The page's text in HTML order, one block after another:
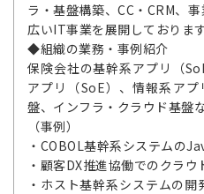
ラ・基盤構築、CC・CRM、
広いIT事業を展開しております
◆組織の業務・事例紹介
保険会社の基幹系アプリ（
アプリ（SoE）、情報系ア
盤、インフラ・クラウド基盤
（事例）
・COBOL基幹系システムの
・顧客DX推進協働でのクラ
・ホスト基幹系システムの